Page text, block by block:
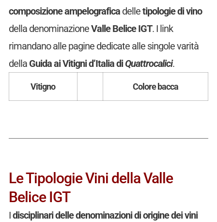
composizione ampelograficadelletipologie di vino
della denominazioneValle Belice IGT. I link
rimandano alle pagine dedicate alle singole varità
della Guida ai Vitigni d’Italia diQuattrocalici.
Vitigno Colore bacca
Le Tipologie Vini della Valle
Belice IGT
Idisciplinari delle denominazioni di origine dei vini